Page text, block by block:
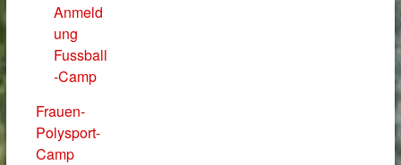
Anmeld
ung
Fussball
-Camp
Frauen-
Polysport-
Camp